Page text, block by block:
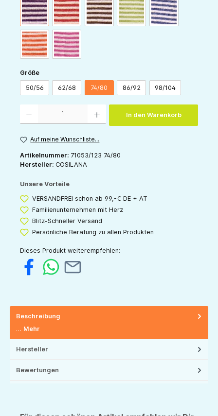
pflaume-naturrot-natur schoko-naturgrün-naturmarine-natur
orange-naturpink-natur
Größeauswählen
50/56 62/68 74/80 86/92 98/104
In den Warenkorb
Auf meine Wunschliste...
Artikelnummer: 71053/123 74/80
Hersteller: COSILANA
Unsere Vorteile
VERSANDFREI schon ab 99,-€ DE + AT
Familienunternehmen mit Herz
Blitz-Schneller Versand
Persönliche Beratung zu allen Produkten
Dieses Produkt weiterempfehlen:
Beschreibung
… Mehr
Hersteller
Bewertungen